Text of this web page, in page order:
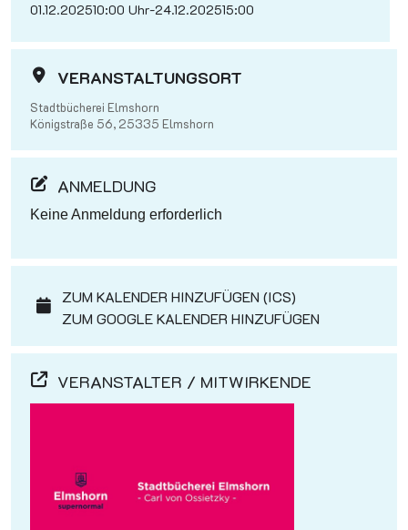
01.12.202510:00 Uhr-24.12.202515:00
VERANSTALTUNGSORT
Stadtbücherei Elmshorn
Königstraße 56, 25335 Elmshorn
ANMELDUNG
Keine Anmeldung erforderlich
ZUM KALENDER HINZUFÜGEN (ICS)
ZUM GOOGLE KALENDER HINZUFÜGEN
VERANSTALTER / MITWIRKENDE